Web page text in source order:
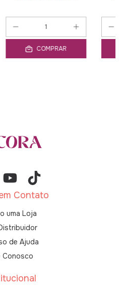
COMPRAR
Contato
uma Loja
de Ajuda
Conosco